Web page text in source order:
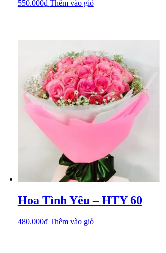
550.000₫ Thêm vào giỏ
Hoa Tình Yêu – HTY 60
480.000₫ Thêm vào giỏ